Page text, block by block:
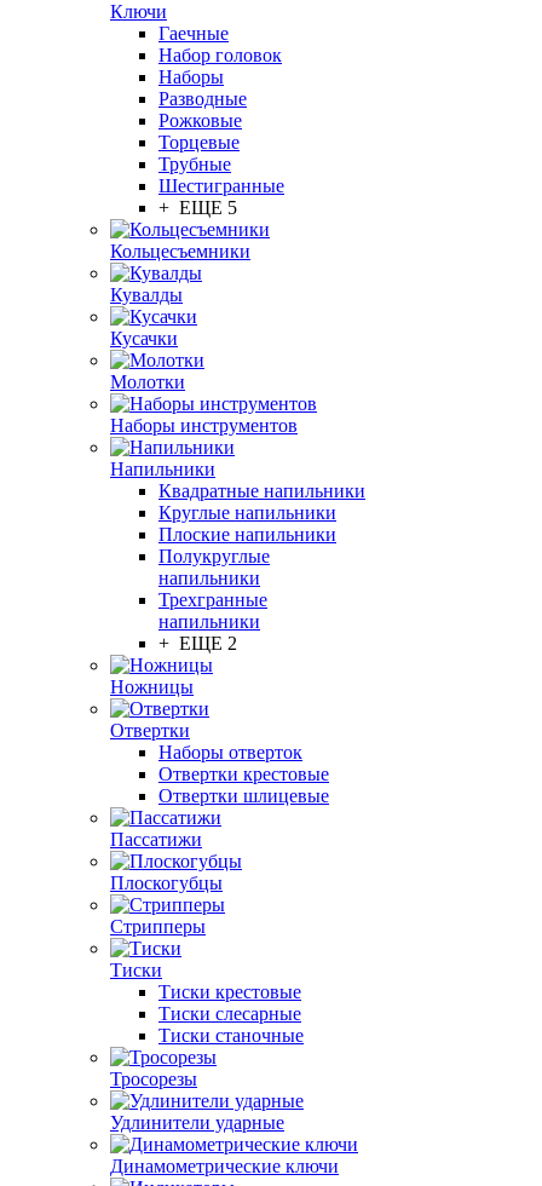
Ключи
Гаечные
Набор головок
Наборы
Разводные
Рожковые
Торцевые
Трубные
Шестигранные
+ ЕЩЕ 5
Кольцесъемники
Кувалды
Кусачки
Молотки
Наборы инструментов
Напильники
Квадратные напильники
Круглые напильники
Плоские напильники
Полукруглые
напильники
Трехгранные
напильники
+ ЕЩЕ 2
Ножницы
Отвертки
Наборы отверток
Отвертки крестовые
Отвертки шлицевые
Пассатижи
Плоскогубцы
Стрипперы
Тиски
Тиски крестовые
Тиски слесарные
Тиски станочные
Тросорезы
Удлинители ударные
Динамометрические ключи